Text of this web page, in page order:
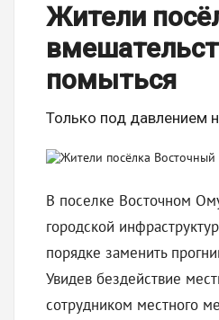
Жители
помыться
Только под давлением
В поселке Восточном
городской
порядке заменить
Увидев бездействие
сотрудником местного